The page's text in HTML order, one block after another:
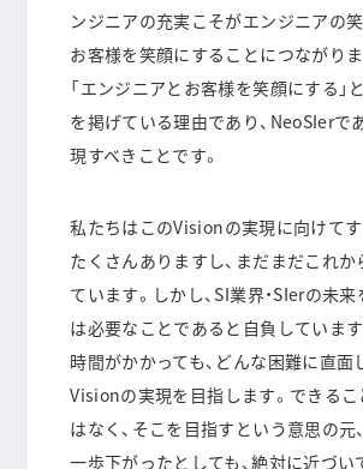
ンジニアの充実こそがエンジニアの
お客様を笑顔にすることにつながりま
「エンジニアとお客様を笑顔にする」
を掲げている理由であり、NeoSIerで
現すべきことです。
私たちはこのVisionの実現に向けて
たくさんありますし、まだまだこれか
ています。しかし、SI業界・SIerの未
は必要なことであると自負していま
時間がかかっても、どんな困難に直面
Visionの実現を目指します。できる
はなく、そこを目指すという意思の元
一歩下がったとしても、絶対に近づい